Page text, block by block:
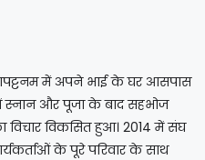
में अपने भाई के घर आसपास
और पूजा के बाद सहभोज
का विचार विकसित हुआ। 2014 में संघ
के पूरे परिवार के साथ